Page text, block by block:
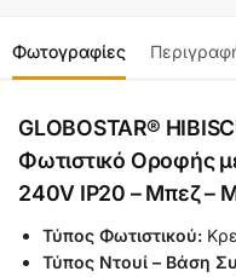
Φωτογραφίες
GLOBOSTAR®
Φωτιστικό Οροφής
240V IP20 – Μπεζ –
Τύπος Φωτιστικού:
Τύπος Ντουί – Βάση